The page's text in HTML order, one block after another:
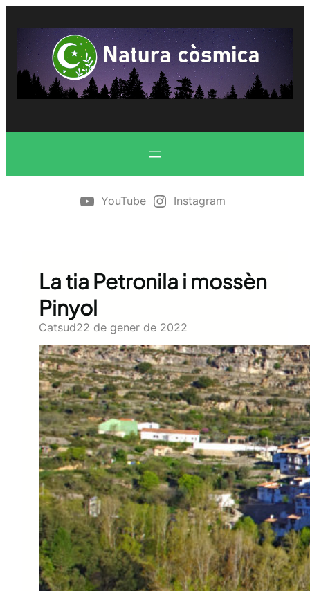
contingut
YouTube Instagram
La tia Petronila i mossèn
Pinyol
Catsud22 de gener de 2022